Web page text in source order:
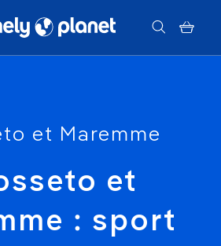
recherche
et Maremme
et
: sport